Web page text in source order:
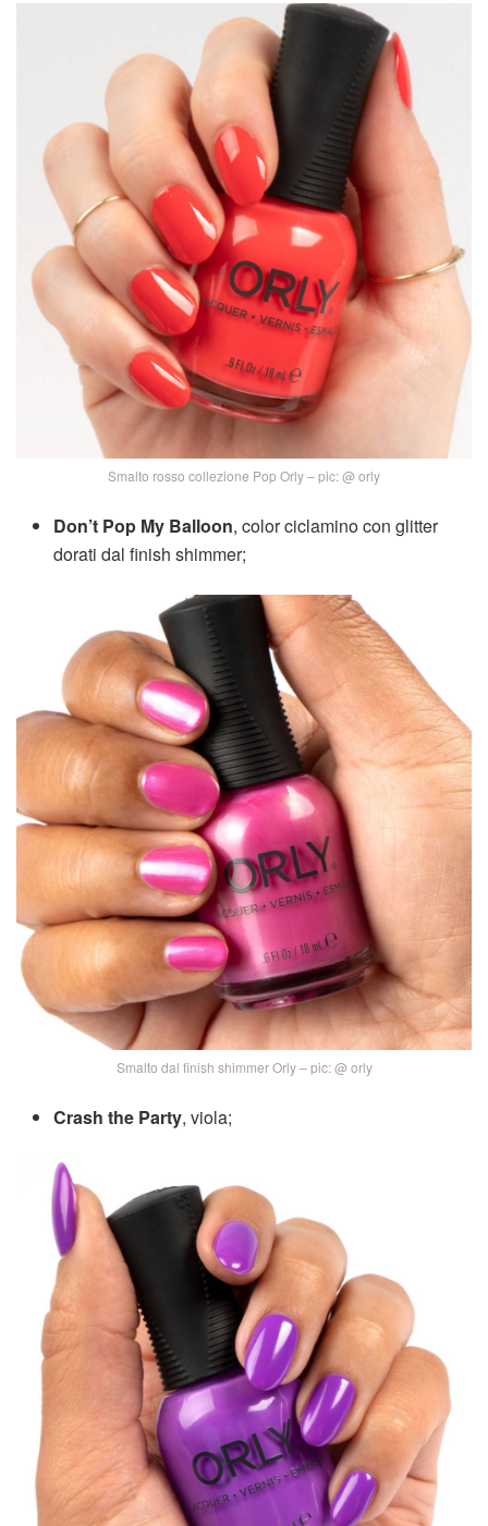
Smalto rosso collezione Pop Orly – pic: @ orly
Don’t Pop My Balloon, color ciclamino con glitter
dorati dal finish shimmer;
Smalto dal finish shimmer Orly – pic: @ orly
Crash the Party, viola;